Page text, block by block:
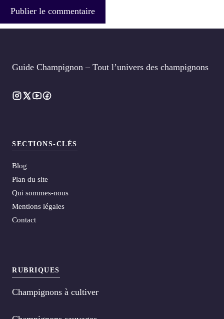
Guide Champignon – Tout l’univers des champignons
SECTIONS-CLÉS
Blog
Plan du site
Qui sommes-nous
Mentions légales
Contact
RUBRIQUES
Champignons à cultiver